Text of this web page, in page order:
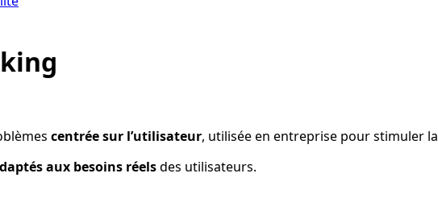
centrée sur l’utilisateur, utilisée en entreprise pour stimuler la
aux besoins réelsdes utilisateurs.